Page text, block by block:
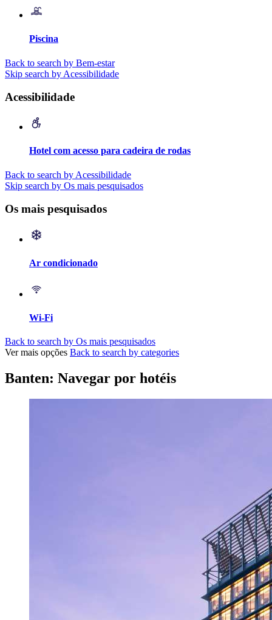
Piscina
Back to search by Bem-estar
Skip search by Acessibilidade
Acessibilidade
Hotel com acesso para cadeira de rodas
Back to search by Acessibilidade
Skip search by Os mais pesquisados
Os mais pesquisados
Ar condicionado
Wi-Fi
Back to search by Os mais pesquisados
Ver mais opções Back to search by categories
Banten: Navegar por hotéis